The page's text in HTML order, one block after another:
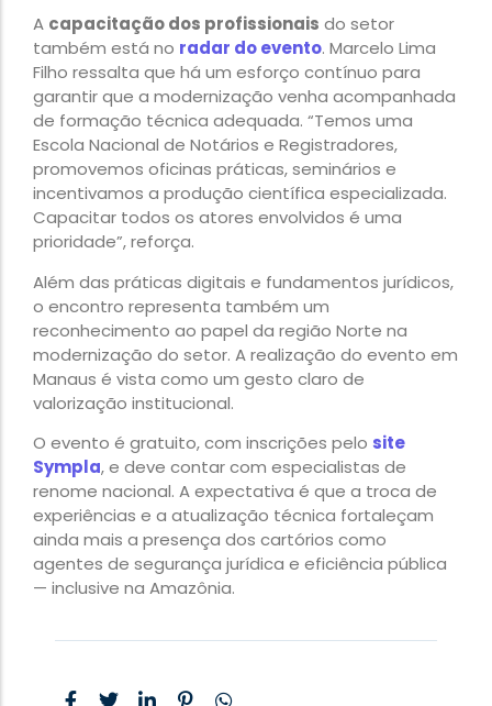
A capacitação dos profissionais do setor
também está no radar do evento. Marcelo Lima
Filho ressalta que há um esforço contínuo para
garantir que a modernização venha acompanhada
de formação técnica adequada. “Temos uma
Escola Nacional de Notários e Registradores,
promovemos oficinas práticas, seminários e
incentivamos a produção científica especializada.
Capacitar todos os atores envolvidos é uma
prioridade”, reforça.
Além das práticas digitais e fundamentos jurídicos,
o encontro representa também um
reconhecimento ao papel da região Norte na
modernização do setor. A realização do evento em
Manaus é vista como um gesto claro de
valorização institucional.
O evento é gratuito, com inscrições pelo site
Sympla, e deve contar com especialistas de
renome nacional. A expectativa é que a troca de
experiências e a atualização técnica fortaleçam
ainda mais a presença dos cartórios como
agentes de segurança jurídica e eficiência pública
— inclusive na Amazônia.